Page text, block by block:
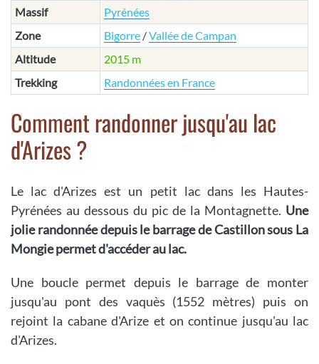
Massif
Pyrénées
Zone
Bigorre /Vallée de Campan
Altitude
2015 m
Trekking
Randonnées en France
Comment randonner jusqu'au lac
d'Arizes ?
Le lac d'Arizes est un petit lac dans les Hautes-
Pyrénées au dessous du pic de la Montagnette. Une
jolie randonnée depuis le barrage de Castillon sous La
Mongie permet d'accéder au lac.
Une boucle permet depuis le barrage de monter
jusqu'au pont des vaquès (1552 mètres) puis on
rejoint la cabane d'Arize et on continue jusqu'au lac
d'Arizes.